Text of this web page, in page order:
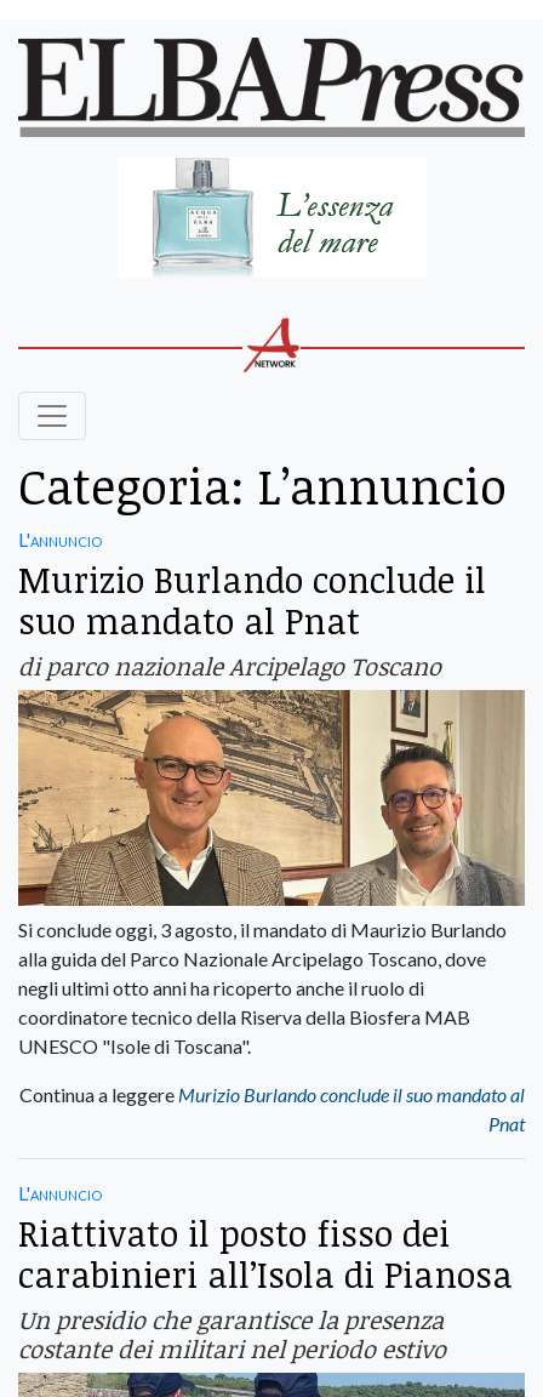
Categoria: L’annuncio
L'annuncio
Murizio Burlando conclude il
suo mandato al Pnat
di parco nazionale Arcipelago Toscano
Si conclude oggi, 3 agosto, il mandato di Maurizio Burlando
alla guida del Parco Nazionale Arcipelago Toscano, dove
negli ultimi otto anni ha ricoperto anche il ruolo di
coordinatore tecnico della Riserva della Biosfera MAB
UNESCO "Isole di Toscana".
Continua a leggere Murizio Burlando conclude il suo mandato al
Pnat
L'annuncio
Riattivato il posto fisso dei
carabinieri all’Isola di Pianosa
Un presidio che garantisce la presenza
costante dei militari nel periodo estivo